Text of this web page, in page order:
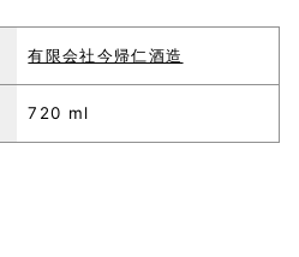
有限会社今帰仁酒造
720 ml